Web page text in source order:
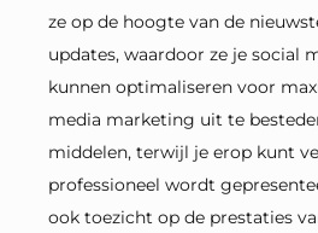
ze op de hoogte van de
updates, waardoor ze je social
kunnen optimaliseren voor
media marketing uit te
middelen, terwijl je erop kunt
professioneel wordt
ook toezicht op de prestaties